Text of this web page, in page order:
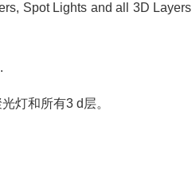
Spot Lights and all 3D Layers
灯和所有3 d层。